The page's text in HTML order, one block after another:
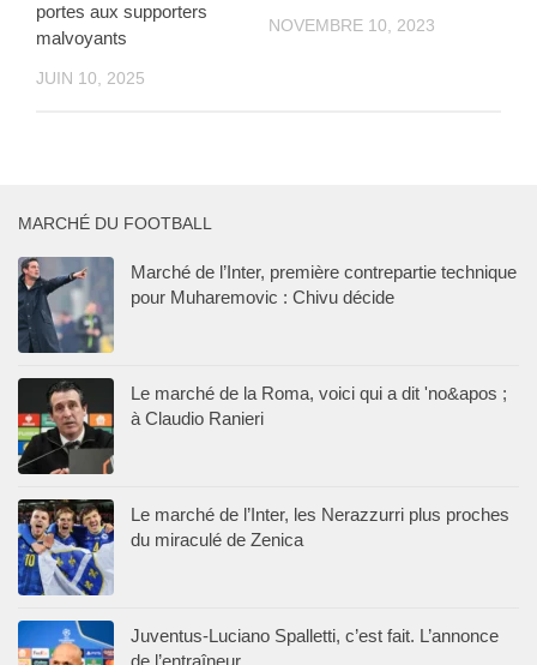
portes aux supporters
malvoyants
JUIN 10, 2025
NOVEMBRE 10, 2023
MARCHÉ DU FOOTBALL
Marché de l’Inter, première contrepartie technique
pour Muharemovic : Chivu décide
Le marché de la Roma, voici qui a dit 'no&apos ;
à Claudio Ranieri
Le marché de l’Inter, les Nerazzurri plus proches
du miraculé de Zenica
Juventus-Luciano Spalletti, c’est fait. L’annonce
de l’entraîneur